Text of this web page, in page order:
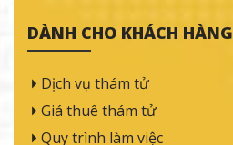
DÀNH CHO KHÁCH HÀNG
Dịch vụ thám tử
Giá thuê thám tử
Quy trình làm việc